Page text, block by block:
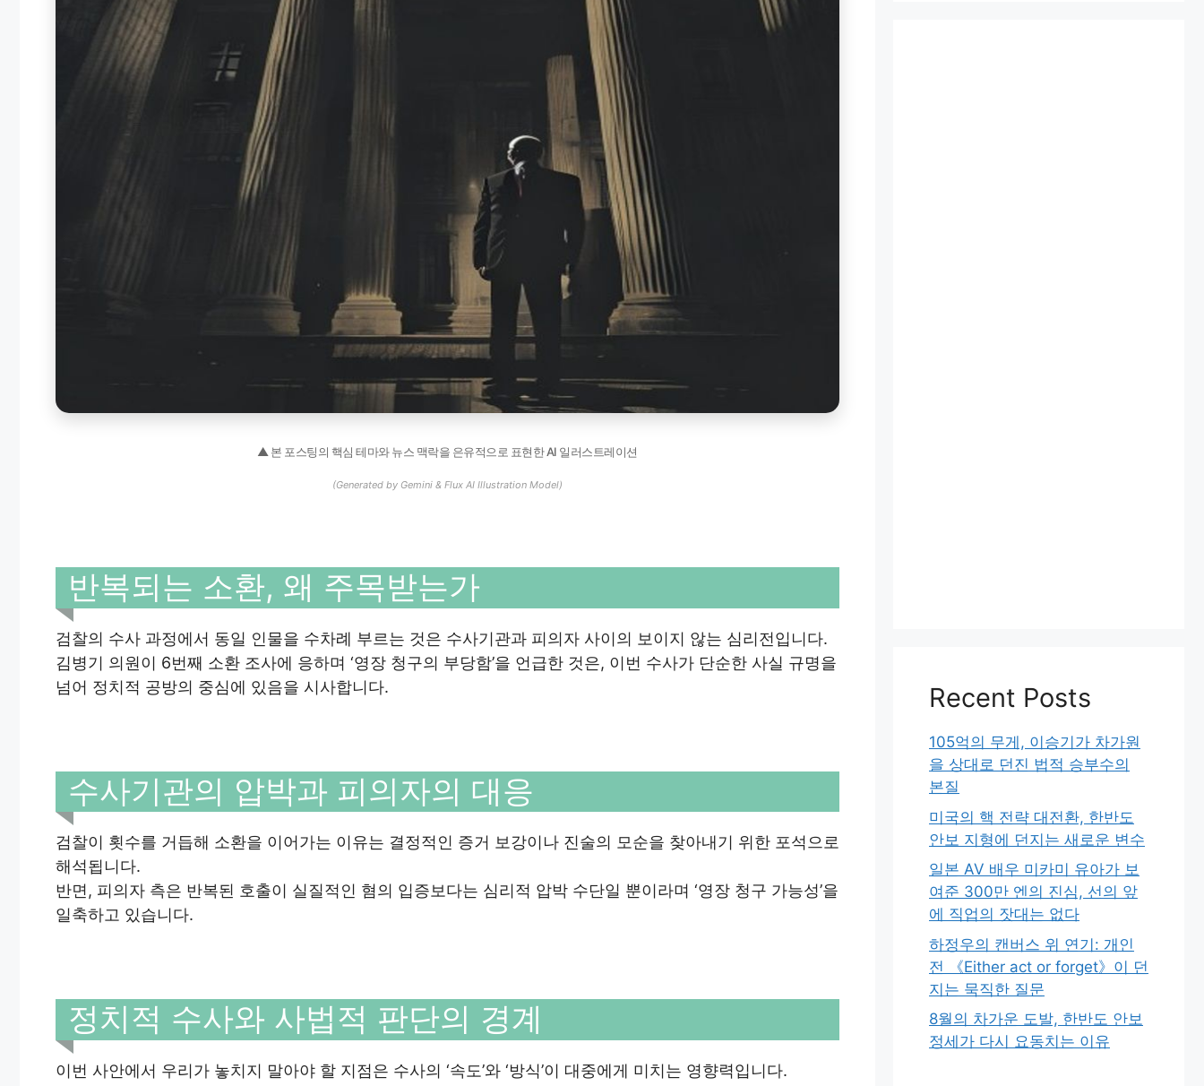
▲ 본 포스팅의 핵심 테마와 뉴스 맥락을 은유적으로 표현한 AI 일러스트레이션
(Generated by Gemini & Flux AI Illustration Model)
반복되는 소환, 왜 주목받는가
검찰의 수사 과정에서 동일 인물을 수차례 부르는 것은 수사기관과 피의자 사이의 보이지 않는 심리전입니다.
김병기 의원이 6번째 소환 조사에 응하며 ‘영장 청구의 부당함’을 언급한 것은, 이번 수사가 단순한 사실 규명을
넘어 정치적 공방의 중심에 있음을 시사합니다.
수사기관의 압박과 피의자의 대응
검찰이 횟수를 거듭해 소환을 이어가는 이유는 결정적인 증거 보강이나 진술의 모순을 찾아내기 위한 포석으로
해석됩니다.
반면, 피의자 측은 반복된 호출이 실질적인 혐의 입증보다는 심리적 압박 수단일 뿐이라며 ‘영장 청구 가능성’을
일축하고 있습니다.
정치적 수사와 사법적 판단의 경계
이번 사안에서 우리가 놓치지 말아야 할 지점은 수사의 ‘속도’와 ‘방식’이 대중에게 미치는 영향력입니다.
Recent Posts
105억의 무게, 이승기가 차가원
을 상대로 던진 법적 승부수의
본질
미국의 핵 전략 대전환, 한반도
안보 지형에 던지는 새로운 변수
일본 AV 배우 미카미 유아가 보
여준 300만 엔의 진심, 선의 앞
에 직업의 잣대는 없다
하정우의 캔버스 위 연기: 개인
전 《Either act or forget》이 던
지는 묵직한 질문
8월의 차가운 도발, 한반도 안보
정세가 다시 요동치는 이유